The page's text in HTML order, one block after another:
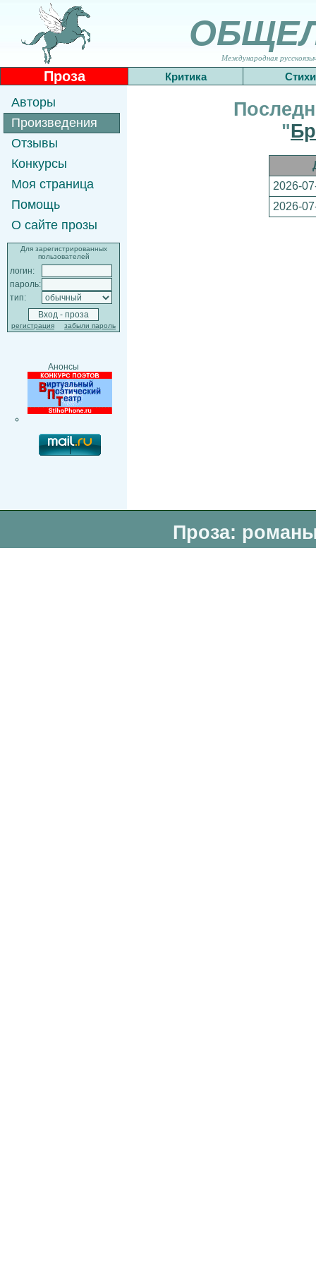
Международная
Проза Критика Стихи
Авторы
Произведения
Отзывы
Конкурсы
Моя страница
Помощь
О сайте прозы
Для зарегистрированных
пользователей
логин:
пароль:
тип:
регистрация забыли пароль
Анонсы
"
2026-
2026-
Проза: